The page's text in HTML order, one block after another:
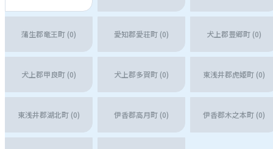
蒲生郡竜王町 (0) 愛知郡愛荘町 (0) 犬上郡豊郷町 (0)
犬上郡甲良町 (0) 犬上郡多賀町 (0) 東浅井郡虎姫町 (0)
東浅井郡湖北町 (0) 伊香郡高月町 (0) 伊香郡木之本町 (0)